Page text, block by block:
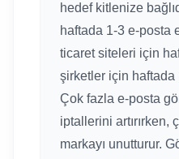
hedef kitlenize
haftada 1-3 e-posta
ticaret siteleri için
şirketler için haftada
Çok fazla e-posta
iptallerini artırırken,
markayı unutturur.